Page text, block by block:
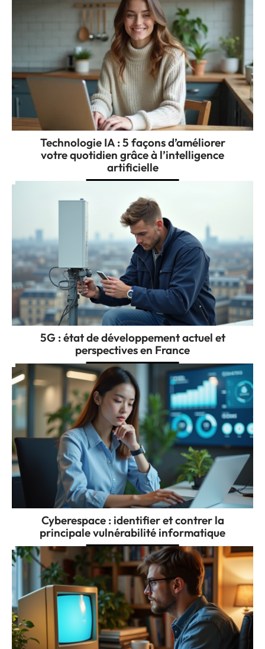
Technologie IA : 5 façons d’améliorer
votre quotidien grâce à l’intelligence
artificielle
5G : état de développement actuel et
perspectives en France
Cyberespace : identifier et contrer la
principale vulnérabilité informatique